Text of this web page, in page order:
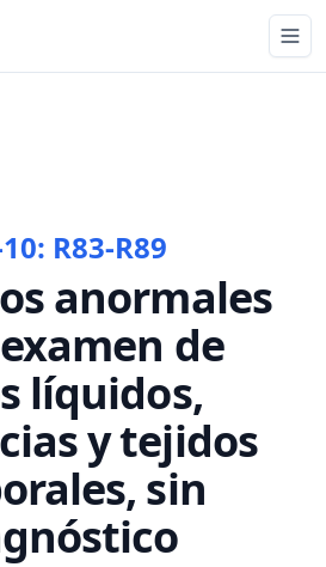
R83-R89
anormales
de
líquidos,
y tejidos
sin